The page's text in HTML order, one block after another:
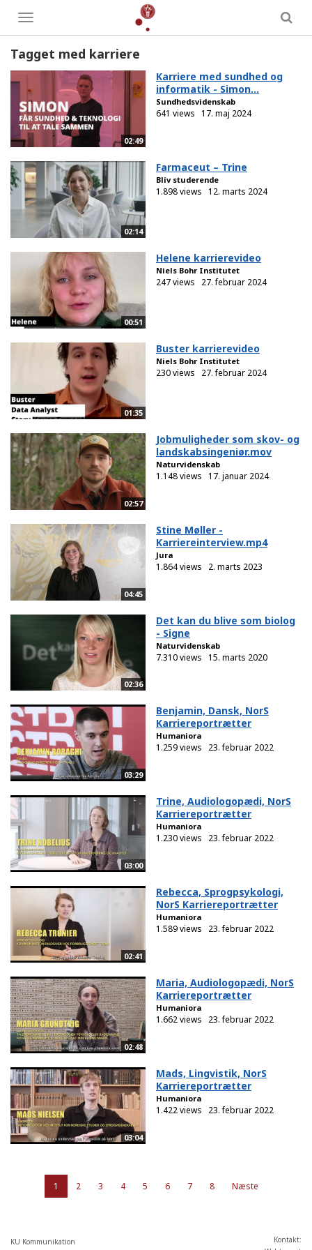
Toggle
menu
Tagget med karriere
02:49
Karriere med sundhed og
informatik - Simon...
Sundhedsvidenskab
641 views 17. maj 2024
02:14
Farmaceut – Trine
Bliv studerende
1.898 views 12. marts 2024
00:51
Helene karrierevideo
Niels Bohr Institutet
247 views 27. februar 2024
01:35
Buster karrierevideo
Niels Bohr Institutet
230 views 27. februar 2024
02:57
Jobmuligheder som skov- og
landskabsingeniør.mov
Naturvidenskab
1.148 views 17. januar 2024
04:45
Stine Møller -
Karriereinterview.mp4
Jura
1.864 views 2. marts 2023
02:36
Det kan du blive som biolog
- Signe
Naturvidenskab
7.310 views 15. marts 2020
03:29
Benjamin, Dansk, NorS
Karriereportrætter
Humaniora
1.259 views 23. februar 2022
03:00
Trine, Audiologopædi, NorS
Karriereportrætter
Humaniora
1.230 views 23. februar 2022
02:41
Rebecca, Sprogpsykologi,
NorS Karriereportrætter
Humaniora
1.589 views 23. februar 2022
02:48
Maria, Audiologopædi, NorS
Karriereportrætter
Humaniora
1.662 views 23. februar 2022
03:04
Mads, Lingvistik, NorS
Karriereportrætter
Humaniora
1.422 views 23. februar 2022
1 2 3 4 5 6 7 8 Næste
KU Kommunikation
Kontakt: